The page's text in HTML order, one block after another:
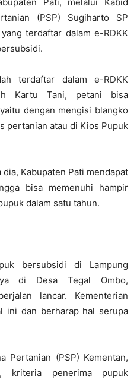
(PSP) Sugiharto SP
terdaftar dalam e-RDKK
terdaftar dalam e-RDKK
Kartu Tani, petani bisa
dengan mengisi blangko
pertanian atau di Kios Pupuk
Kabupaten Pati mendapat
bisa memenuhi hampir
dalam satu tahun.
bersubsidi di Lampung
di Desa Tegal Ombo,
lancar. Kementerian
ini dan berharap hal serupa
Pertanian (PSP) Kementan,
kriteria penerima pupuk